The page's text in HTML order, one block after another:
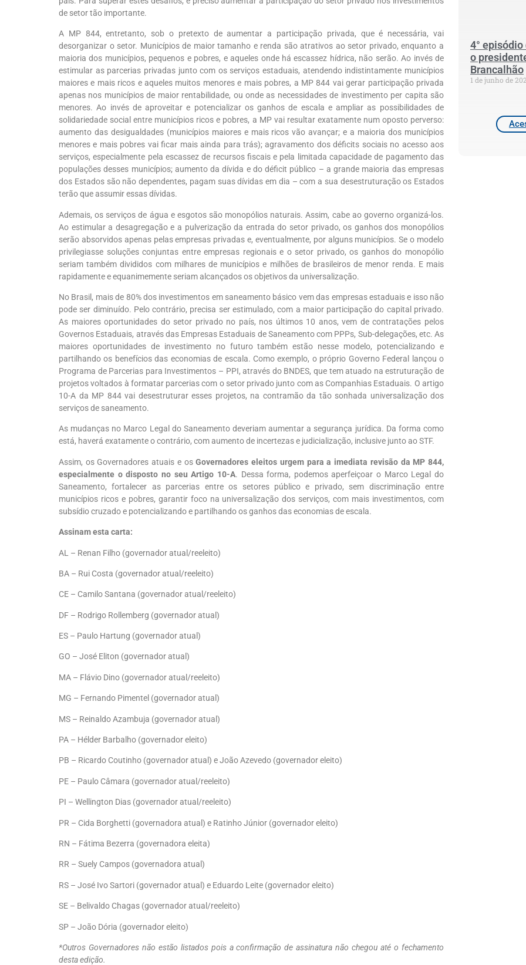
de setor tão importante.
A MP 844, entretanto, sob o pretexto de aumentar a participação privada, que é necessária, vai
desorganizar o setor. Municípios de maior tamanho e renda são atrativos ao setor privado, enquanto a
maioria dos municípios, pequenos e pobres, e aqueles onde há escassez hídrica, não serão. Ao invés de
estimular as parcerias privadas junto com os serviços estaduais, atendendo indistintamente municípios
maiores e mais ricos e aqueles muitos menores e mais pobres, a MP 844 vai gerar participação privada
apenas nos municípios de maior rentabilidade, ou onde as necessidades de investimento per capita são
menores. Ao invés de aproveitar e potencializar os ganhos de escala e ampliar as possibilidades de
solidariedade social entre municípios ricos e pobres, a MP vai resultar exatamente num oposto perverso:
aumento das desigualdades (municípios maiores e mais ricos vão avançar; e a maioria dos municípios
menores e mais pobres vai ficar mais ainda para trás); agravamento dos déficits sociais no acesso aos
serviços, especialmente pela escassez de recursos fiscais e pela limitada capacidade de pagamento das
populações desses municípios; aumento da dívida e do déficit público – a grande maioria das empresas
dos Estados são não dependentes, pagam suas dívidas em dia – com a sua desestruturação os Estados
terão que assumir essas dívidas.
Ademais, os serviços de água e esgotos são monopólios naturais. Assim, cabe ao governo organizá-los.
Ao estimular a desagregação e a pulverização da entrada do setor privado, os ganhos dos monopólios
serão absorvidos apenas pelas empresas privadas e, eventualmente, por alguns municípios. Se o modelo
privilegiasse soluções conjuntas entre empresas regionais e o setor privado, os ganhos do monopólio
seriam também divididos com milhares de municípios e milhões de brasileiros de menor renda. E mais
rapidamente e equanimemente seriam alcançados os objetivos da universalização.
No Brasil, mais de 80% dos investimentos em saneamento básico vem das empresas estaduais e isso não
pode ser diminuído. Pelo contrário, precisa ser estimulado, com a maior participação do capital privado.
As maiores oportunidades do setor privado no país, nos últimos 10 anos, vem de contratações pelos
Governos Estaduais, através das Empresas Estaduais de Saneamento com PPPs, Sub-delegações, etc. As
maiores oportunidades de investimento no futuro também estão nesse modelo, potencializando e
partilhando os benefícios das economias de escala. Como exemplo, o próprio Governo Federal lançou o
Programa de Parcerias para Investimentos – PPI, através do BNDES, que tem atuado na estruturação de
projetos voltados à formatar parcerias com o setor privado junto com as Companhias Estaduais. O artigo
10-A da MP 844 vai desestruturar esses projetos, na contramão da tão sonhada universalização dos
serviços de saneamento.
As mudanças no Marco Legal do Saneamento deveriam aumentar a segurança jurídica. Da forma como
está, haverá exatamente o contrário, com aumento de incertezas e judicialização, inclusive junto ao STF.
Assim, os Governadores atuais e osGovernadores eleitos urgem para a imediata revisão da MP 844,
especialmente o disposto no seu Artigo 10-A. Dessa forma, podemos aperfeiçoar o Marco Legal do
Saneamento, fortalecer as parcerias entre os setores público e privado, sem discriminação entre
municípios ricos e pobres, garantir foco na universalização dos serviços, com mais investimentos, com
subsídio cruzado e potencializando e partilhando os ganhos das economias de escala.
Assinam esta carta:
AL – Renan Filho (governador atual/reeleito)
BA – Rui Costa (governador atual/reeleito)
CE – Camilo Santana (governador atual/reeleito)
DF – Rodrigo Rollemberg (governador atual)
ES – Paulo Hartung (governador atual)
GO – José Eliton (governador atual)
MA – Flávio Dino (governador atual/reeleito)
MG – Fernando Pimentel (governador atual)
MS – Reinaldo Azambuja (governador atual)
PA – Hélder Barbalho (governador eleito)
PB – Ricardo Coutinho (governador atual) e João Azevedo (governador eleito)
PE – Paulo Câmara (governador atual/reeleito)
PI – Wellington Dias (governador atual/reeleito)
PR – Cida Borghetti (governadora atual) e Ratinho Júnior (governador eleito)
RN – Fátima Bezerra (governadora eleita)
RR – Suely Campos (governadora atual)
RS – José Ivo Sartori (governador atual) e Eduardo Leite (governador eleito)
SE – Belivaldo Chagas (governador atual/reeleito)
SP – João Dória (governador eleito)
*Outros Governadores não estão listados pois a confirmação de assinatura não chegou até o fechamento
desta edição.
4°
o
Brancalhão
1 de junho de